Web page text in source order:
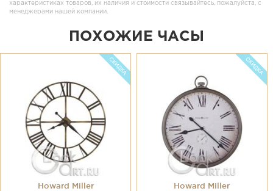
характеристиках товаров, их наличия и стоимости связывайтесь, пожалуйста, с
менеджерами нашей компании.
ПОХОЖИЕ ЧАСЫ
Howard Miller Howard Miller